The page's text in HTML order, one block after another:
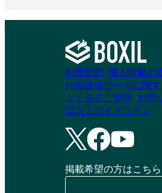
利用規約 個人情報の
外部送信ツールに関
よくあるご質問
お問
口コミガイドライン
掲載希望の方はこちら